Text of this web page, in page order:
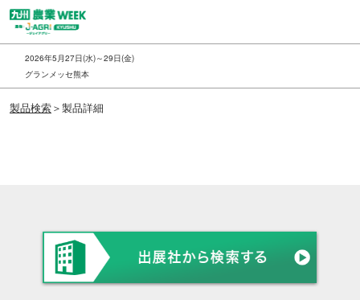
ス
キ
ッ
し
て
2026年5月27日(水)～29日(金)
グランメッセ熊本
製品検索＞製品詳細